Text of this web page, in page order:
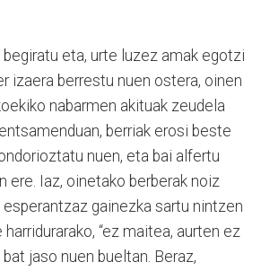
begiratu eta, urte luzez amak egotzi
izaera berrestu nuen ostera, oinen
nabarmen akituak zeudela
berriak erosi beste
nuen, eta bai alfertu
ere. Iaz, oinetako berberak noiz
gainezka sartu nintzen
harridurarako, “ez maitea, aurten ez
jaso nuen bueltan. Beraz,